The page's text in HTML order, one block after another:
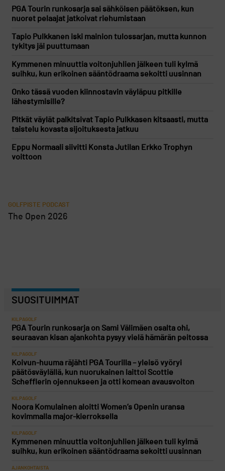
PGA Tourin runkosarja sai sähköisen päätöksen, kun
nuoret pelaajat jatkoivat riehumistaan
Tapio Pulkkanen iski mainion tulossarjan, mutta kunnon
tykitys jäi puuttumaan
Kymmenen minuuttia voitonjuhlien jälkeen tuli kylmä
suihku, kun erikoinen sääntödraama sekoitti uusinnan
Onko tässä vuoden kiinnostavin väyläpuu pitkille
lähestymisille?
Pitkät väylät palkitsivat Tapio Pulkkasen kitsaasti, mutta
taistelu kovasta sijoituksesta jatkuu
Eppu Normaali siivitti Konsta Jutilan Erkko Trophyn
voittoon
GOLFPISTE PODCAST
The Open 2026
SUOSITUIMMAT
KILPAGOLF
PGA Tourin runkosarja on Sami Välimäen osalta ohi,
seuraavan kisan ajankohta pysyy vielä hämärän peitossa
KILPAGOLF
Koivun-huuma räjähti PGA Tourilla – yleisö vyöryi
päätösväylällä, kun nuorukainen laittoi Scottie
Schefflerin ojennukseen ja otti komean avausvoiton
KILPAGOLF
Noora Komulainen aloitti Women’s Openin uransa
kovimmalla major-kierroksella
KILPAGOLF
Kymmenen minuuttia voitonjuhlien jälkeen tuli kylmä
suihku, kun erikoinen sääntödraama sekoitti uusinnan
AJANKOHTAISTA